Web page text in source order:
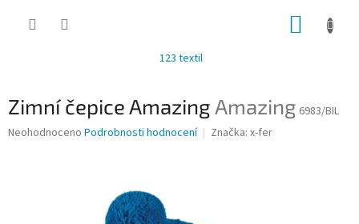
123 textil
Zimní čepice AmazingAmazing 6983/BIL
Průměrné
Neohodnoceno Podrobnosti hodnocení Značka: x-fer